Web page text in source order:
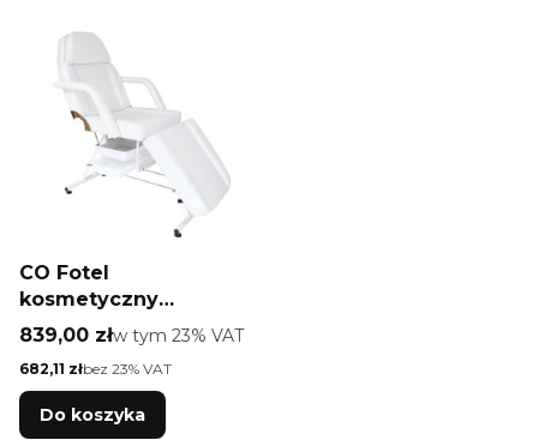
CO Fotel
kosmetyczny
manualny BASIC z
kuwetami CN00450
Cena brutto
839,00 złw tym %s VAT
w tym 23% VAT
Cena netto
682,11 złbez 23% VAT
Do koszyka